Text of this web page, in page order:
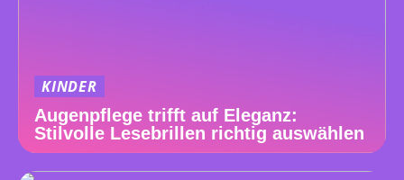
KINDER
Augenpflege trifft auf Eleganz:
Stilvolle Lesebrillen richtig auswählen